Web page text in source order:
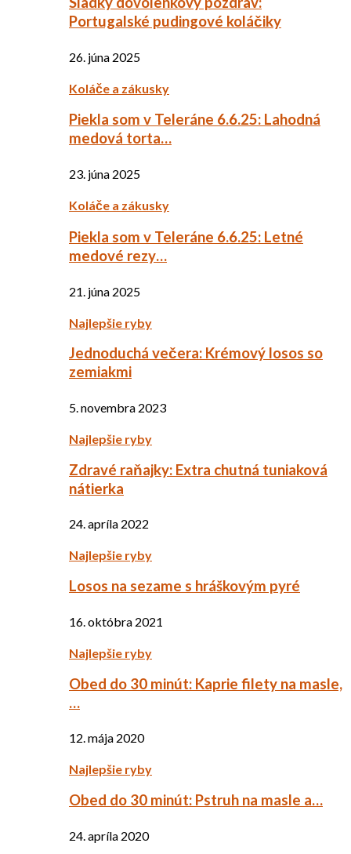
Portugalské pudingové koláčiky
26. júna 2025
Koláče a zákusky
Piekla som v Teleráne 6.6.25: Lahodná
medová torta…
23. júna 2025
Koláče a zákusky
Piekla som v Teleráne 6.6.25: Letné
medové rezy…
21. júna 2025
Najlepšie ryby
Jednoduchá večera: Krémový losos so
zemiakmi
5. novembra 2023
Najlepšie ryby
Zdravé raňajky: Extra chutná tuniaková
nátierka
24. apríla 2022
Najlepšie ryby
Losos na sezame s hráškovým pyré
16. októbra 2021
Najlepšie ryby
Obed do 30 minút: Kaprie filety na masle,
…
12. mája 2020
Najlepšie ryby
Obed do 30 minút: Pstruh na masle a…
24. apríla 2020